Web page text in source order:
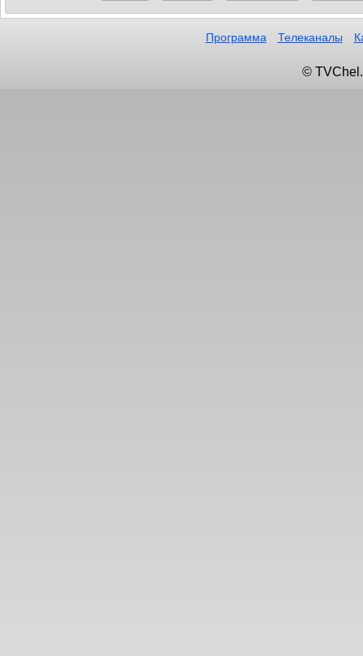
Программа Телеканалы
©